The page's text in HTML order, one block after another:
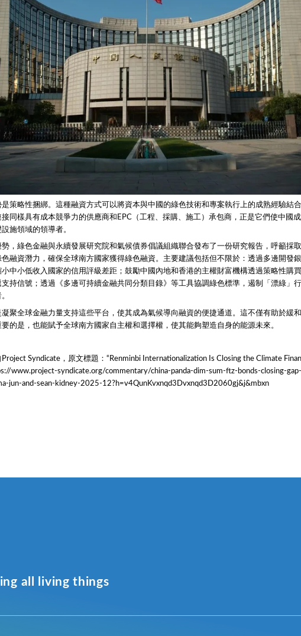
是策略性捆綁。這種融資方式可以將資本與中國的綠色技術和專案執行上的成熟經驗結
同樣具有成本競爭力的供應商和EPC（工程、採購、施工）承包商，正是它們使中國
施領域的領導者。
勢，綠色金融與永續發展研究院和氣候債券倡議組織聯合發布了一份研究報告，呼籲採
色融資潛力，確保全球南方國家獲得綠色融資。主要建議包括但不限於：透過多邊開發
小中小低收入國家的信用評級差距；鼓勵中國內地和香港的主權財富機構透過策略性購
持信號；透過《多邊可持續金融共同分類目錄》等工具協調綠色標準，遏制「漂綠」行
凝聚全球金融力量支持這些平台，使其成為氣候導向融資的便捷通道。這不僅有助於緩
要的是，也能賦予全球南方國家自主權和選擇權，使其能夠塑造自身的能源未來。
Syndicate，原文標題：“Renminbi Internationalization Is Closing the Climate
www.project-syndicate.org/commentary/china-panda-dim-sum-ftz-bonds-closing-
jun-and-sean-kidney-2025-12?h=v4QunKvxnqd3Dvxnqd3D2060gj&j&mbxn
all living things